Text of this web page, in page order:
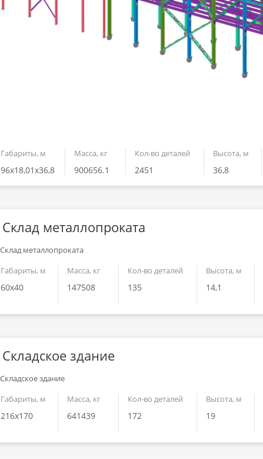
Габариты, м
96х18,01х36,8
Масса, кг
900656.1
Кол-во деталей
2451
Высота, м
36,8
Склад металлопроката
Габариты, м
60x40
Масса, кг
147508
Кол-во деталей
135
Высота, м
14,1
Складское здание
Габариты, м
216x170
Масса, кг
641439
Кол-во деталей
172
Высота, м
19